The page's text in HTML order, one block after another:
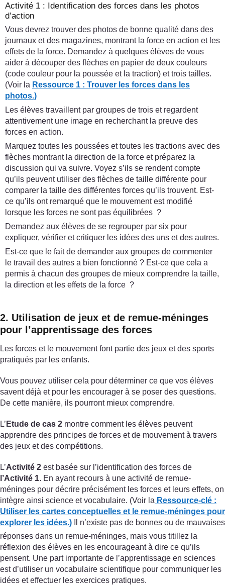
Activité 1 : Identification des forces dans les photos
d’action
Vous devrez trouver des photos de bonne qualité dans des
journaux et des magazines, montrant la force en action et les
effets de la force. Demandez à quelques élèves de vous
aider à découper des flèches en papier de deux couleurs
(code couleur pour la poussée et la traction) et trois tailles.
(Voir la Ressource 1 : Trouver les forces dans les
photos.)
Les élèves travaillent par groupes de trois et regardent
attentivement une image en recherchant la preuve des
forces en action.
Marquez toutes les poussées et toutes les tractions avec des
flèches montrant la direction de la force et préparez la
discussion qui va suivre. Voyez s’ils se rendent compte
qu’ils peuvent utiliser des flèches de taille différente pour
comparer la taille des différentes forces qu’ils trouvent. Est-
ce qu’ils ont remarqué que le mouvement est modifié
lorsque les forces ne sont pas équilibrées ?
Demandez aux élèves de se regrouper par six pour
expliquer, vérifier et critiquer les idées des uns et des autres.
Est-ce que le fait de demander aux groupes de commenter
le travail des autres a bien fonctionné ? Est-ce que cela a
permis à chacun des groupes de mieux comprendre la taille,
la direction et les effets de la force ?
2. Utilisation de jeux et de remue-méninges
pour l’apprentissage des forces
Les forces et le mouvement font partie des jeux et des sports
pratiqués par les enfants.
Vous pouvez utiliser cela pour déterminer ce que vos élèves
savent déjà et pour les encourager à se poser des questions.
De cette manière, ils pourront mieux comprendre.
L’ Etude de cas 2 montre comment les élèves peuvent
apprendre des principes de forces et de mouvement à travers
des jeux et des compétitions.
L’Activité 2 est basée sur l’identification des forces de
l’Activité 1. En ayant recours à une activité de remue-
méninges pour décrire précisément les forces et leurs effets, on
intègre ainsi science et vocabulaire. (Voir la Ressource-clé :
Utiliser les cartes conceptuelles et le remue-méninges pour
explorer les idées.) Il n’existe pas de bonnes ou de mauvaises
réponses dans un remue-méninges, mais vous titillez la
réflexion des élèves en les encourageant à dire ce qu’ils
pensent. Une part importante de l’apprentissage en sciences
est d’utiliser un vocabulaire scientifique pour communiquer les
idées et effectuer les exercices pratiques.